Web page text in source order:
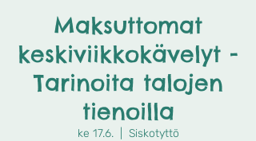
Maksuttomat
keskiviikkokävelyt -
Tarinoita talojen
tienoilla
ke 17.6.
  |
Siskotyttö